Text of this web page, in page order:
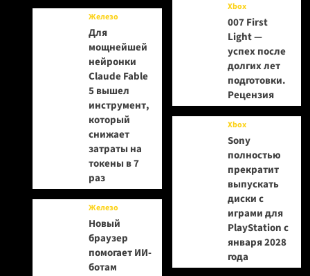
Железо
Для
мощнейшей
нейронки
Claude Fable
5 вышел
инструмент,
который
снижает
затраты на
токены в 7
раз
Железо
Новый
браузер
помогает ИИ-
ботам
Xbox
007 First
Light —
успех после
долгих лет
подготовки.
Рецензия
Xbox
Sony
полностью
прекратит
выпускать
диски с
играми для
PlayStation с
января 2028
года